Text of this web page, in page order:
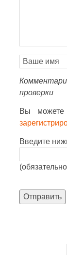
проверки
Вы можете
Введите
Отправить